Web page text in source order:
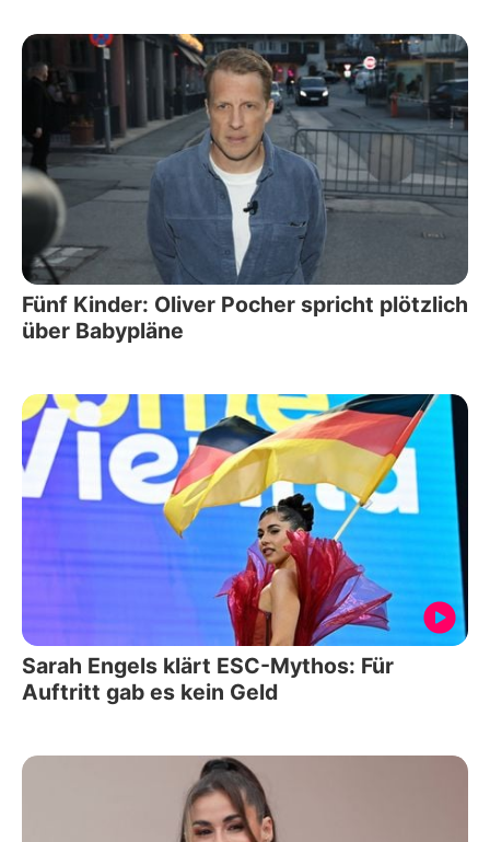
Fünf Kinder: Oliver Pocher spricht plötzlich
über Babypläne
Sarah Engels klärt ESC-Mythos: Für
Auftritt gab es kein Geld